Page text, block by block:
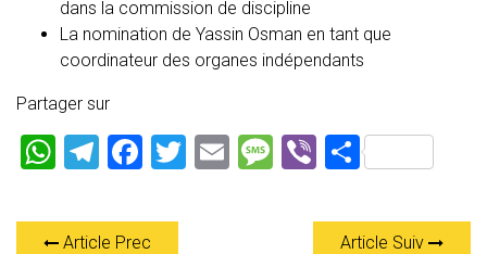
dans la commission de discipline
La nomination de Yassin Osman en tant que
coordinateur des organes indépendants
Partager sur
W
at
T
e
F
ce
T
E
M Vi
er
P
ta
Article Prec Article Suiv